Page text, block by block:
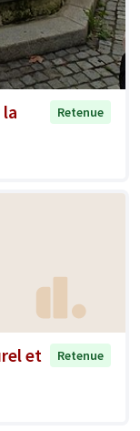
Retenue
et
Retenue